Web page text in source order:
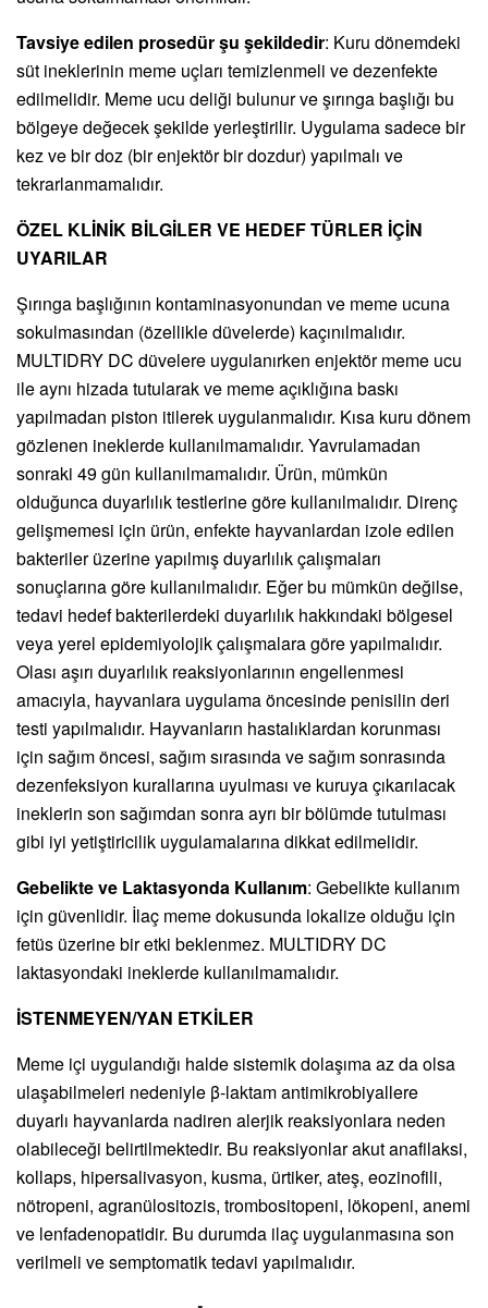
Tavsiye edilen prosedür şu şekildedir: Kuru dönemdeki
süt ineklerinin meme uçları temizlenmeli ve dezenfekte
edilmelidir. Meme ucu deliği bulunur ve şırınga başlığı bu
bölgeye değecek şekilde yerleştirilir. Uygulama sadece bir
kez ve bir doz (bir enjektör bir dozdur) yapılmalı ve
tekrarlanmamalıdır.
ÖZEL KLİNİK BİLGİLER VE HEDEF TÜRLER İÇİN
UYARILAR
Şırınga başlığının kontaminasyonundan ve meme ucuna
sokulmasından (özellikle düvelerde) kaçınılmalıdır.
MULTIDRY DC düvelere uygulanırken enjektör meme ucu
ile aynı hizada tutularak ve meme açıklığına baskı
yapılmadan piston itilerek uygulanmalıdır. Kısa kuru dönem
gözlenen ineklerde kullanılmamalıdır. Yavrulamadan
sonraki 49 gün kullanılmamalıdır. Ürün, mümkün
olduğunca duyarlılık testlerine göre kullanılmalıdır. Direnç
gelişmemesi için ürün, enfekte hayvanlardan izole edilen
bakteriler üzerine yapılmış duyarlılık çalışmaları
sonuçlarına göre kullanılmalıdır. Eğer bu mümkün değilse,
tedavi hedef bakterilerdeki duyarlılık hakkındaki bölgesel
veya yerel epidemiyolojik çalışmalara göre yapılmalıdır.
Olası aşırı duyarlılık reaksiyonlarının engellenmesi
amacıyla, hayvanlara uygulama öncesinde penisilin deri
testi yapılmalıdır. Hayvanların hastalıklardan korunması
için sağım öncesi, sağım sırasında ve sağım sonrasında
dezenfeksiyon kurallarına uyulması ve kuruya çıkarılacak
ineklerin son sağımdan sonra ayrı bir bölümde tutulması
gibi iyi yetiştiricilik uygulamalarına dikkat edilmelidir.
Gebelikte ve Laktasyonda Kullanım: Gebelikte kullanım
için güvenlidir. İlaç meme dokusunda lokalize olduğu için
fetüs üzerine bir etki beklenmez. MULTIDRY DC
laktasyondaki ineklerde kullanılmamalıdır.
İSTENMEYEN/YAN ETKİLER
Meme içi uygulandığı halde sistemik dolaşıma az da olsa
ulaşabilmeleri nedeniyle β-laktam antimikrobiyallere
duyarlı hayvanlarda nadiren alerjik reaksiyonlara neden
olabileceği belirtilmektedir. Bu reaksiyonlar akut anafilaksi,
kollaps, hipersalivasyon, kusma, ürtiker, ateş, eozinofili,
nötropeni, agranülositozis, trombositopeni, lökopeni, anemi
ve lenfadenopatidir. Bu durumda ilaç uygulanmasına son
verilmeli ve semptomatik tedavi yapılmalıdır.